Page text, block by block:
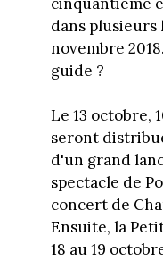
dans plusieurs
novembre
guide ?
Le 13 octobre,
seront
d'un grand
spectacle de
concert de
Ensuite, la
18 au 19